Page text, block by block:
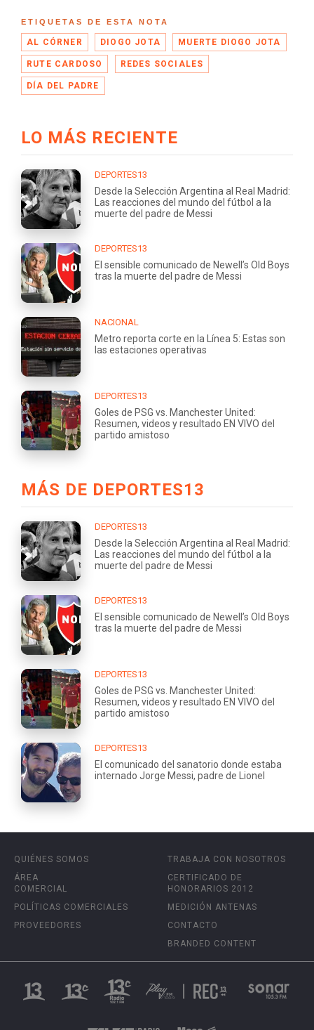
ETIQUETAS DE ESTA NOTA
AL CÓRNER DIOGO JOTA MUERTE DIOGO JOTA
RUTE CARDOSO REDES SOCIALES
DÍA DEL PADRE
LO MÁS RECIENTE
DEPORTES13
Desde la Selección Argentina al Real Madrid:
Las reacciones del mundo del fútbol a la
muerte del padre de Messi
DEPORTES13
El sensible comunicado de Newell’s Old Boys
tras la muerte del padre de Messi
NACIONAL
Metro reporta corte en la Línea 5: Estas son
las estaciones operativas
DEPORTES13
Goles de PSG vs. Manchester United:
Resumen, videos y resultado EN VIVO del
partido amistoso
MÁS DE DEPORTES13
DEPORTES13
Desde la Selección Argentina al Real Madrid:
Las reacciones del mundo del fútbol a la
muerte del padre de Messi
DEPORTES13
El sensible comunicado de Newell’s Old Boys
tras la muerte del padre de Messi
DEPORTES13
Goles de PSG vs. Manchester United:
Resumen, videos y resultado EN VIVO del
partido amistoso
DEPORTES13
El comunicado del sanatorio donde estaba
internado Jorge Messi, padre de Lionel
QUIÉNES SOMOS
ÁREA
COMERCIAL
POLÍTICAS COMERCIALES
PROVEEDORES
TRABAJA CON NOSOTROS
CERTIFICADO DE
HONORARIOS 2012
MEDICIÓN ANTENAS
CONTACTO
BRANDED CONTENT